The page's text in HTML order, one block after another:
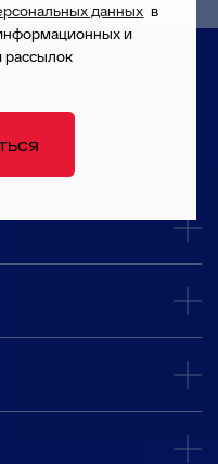
данных в
и
рассылок